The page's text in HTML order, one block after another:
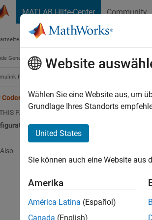
MATLAB Hilfe-Center Community
der Dokumentation
Generation
PLC Coder
Coder: General Tab Overview
PAGE
Set up
Website
Wählen Sie eine Website aus, um
Grundlage Ihres Standorts
United States
Sie können auch eine Website aus
Amerika
América Latina (Español)
Canada (English)